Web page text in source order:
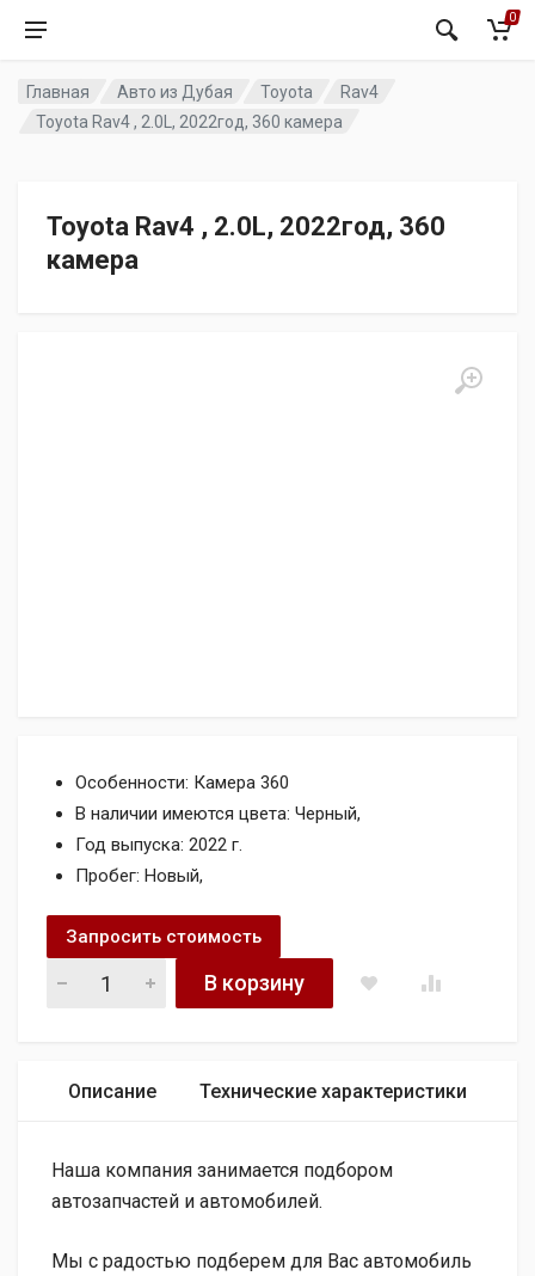
0
Главная Авто из Дубая Toyota
Rav4
Toyota Rav4 , 2.0L, 2022год, 360 камера
Toyota Rav4 , 2.0L, 2022год, 360
камера
Особенности: Камера 360
В наличии имеются цвета: Черный,
Год выпуска: 2022 г.
Пробег: Новый,
Запросить стоимость
Toyota Rav4 , 2.0L, 2022год, 360 камера quantity
В корзину
Описание Технические характеристики
Наша компания занимается подбором
автозапчастей и автомобилей.
Мы с радостью подберем для Вас автомобиль